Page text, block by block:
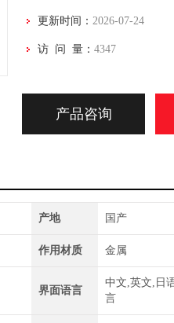
更新时间： 2026-07-24
访 问 量：4347
产品咨询
产地 国产
作用材质 金属
界面语言
中文,英文,日
言